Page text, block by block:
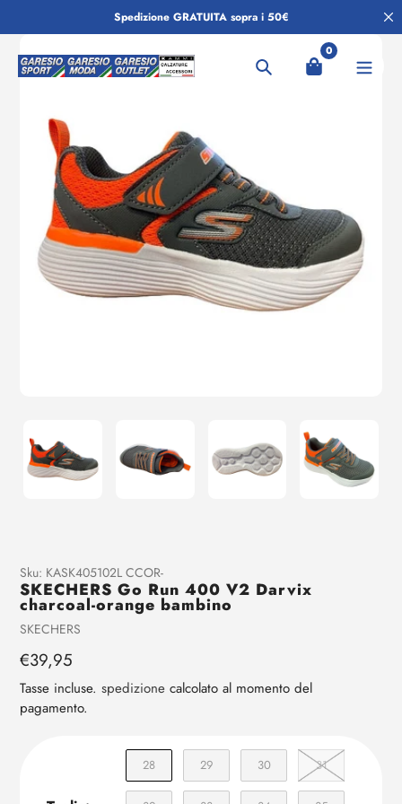
al
contenuto
Spedizione GRATUITA sopra i 50€
Ricerca
0
Aggiunta
di
prodotto
al
tuo
carrello
Sku: KASK405102L CCOR-
SKECHERS Go Run 400 V2 Darvix
charcoal-orange bambino
Venditrice
SKECHERS
Prezzo
regolare
€39,95
Tasse incluse. spedizione calcolato al momento del
pagamento.
28 29 30 31